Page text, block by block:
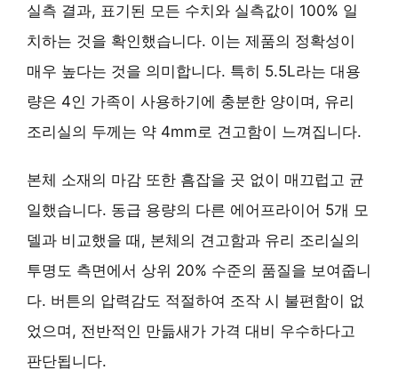
실측 결과, 표기된 모든 수치와 실측값이 100% 일
치하는 것을 확인했습니다. 이는 제품의 정확성이
매우 높다는 것을 의미합니다. 특히 5.5L라는 대용
량은 4인 가족이 사용하기에 충분한 양이며, 유리
조리실의 두께는 약 4mm로 견고함이 느껴집니다.
본체 소재의 마감 또한 흠잡을 곳 없이 매끄럽고 균
일했습니다. 동급 용량의 다른 에어프라이어 5개 모
델과 비교했을 때, 본체의 견고함과 유리 조리실의
투명도 측면에서 상위 20% 수준의 품질을 보여줍니
다. 버튼의 압력감도 적절하여 조작 시 불편함이 없
었으며, 전반적인 만듦새가 가격 대비 우수하다고
판단됩니다.